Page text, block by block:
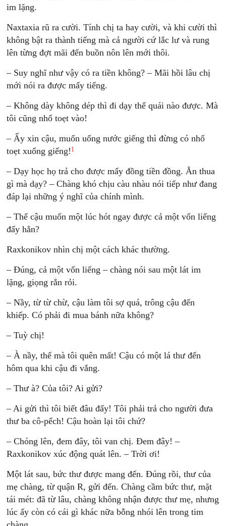
im lặng.
Naxtaxia rũ ra cười. Tính chị ta hay cười, và khi cười thì
không bật ra thành tiếng mà cả người cứ lắc lư và rung
lên từng đợt mãi đến buồn nôn lên mới thôi.
– Suy nghĩ như vậy có ra tiền không? – Mãi hồi lâu chị
mới nói ra được mấy tiếng.
– Không dày không dép thì đi dạy thế quái nào được. Mà
tôi cũng nhổ toẹt vào!
– Ấy xin cậu, muốn uống nước giếng thì đừng có nhổ
toẹt xuống giếng! 1
– Dạy học họ trả cho được mấy đồng tiền đồng. Ăn thua
gì mà dạy? – Chàng khó chịu càu nhàu nói tiếp như đang
đáp lại những ý nghĩ của chính mình.
– Thế cậu muốn một lúc hót ngay được cả một vốn liếng
đấy hẳn?
Raxkonikov nhìn chị một cách khác thường.
– Đúng, cả một vốn liếng – chàng nói sau một lát im
lặng, giọng rắn rỏi.
– Nầy, từ từ chừ, cậu làm tôi sợ quá, trông cậu đến
khiếp. Có phải đi mua bánh nữa không?
– Tuỳ chị!
– À nầy, thế mà tôi quên mất! Cậu có một lá thư đến
hôm qua khi cậu đi vắng.
– Thư à? Của tôi? Ai gửi?
– Ai gửi thì tôi biết đâu đấy! Tôi phải trả cho người đưa
thư ba cô-pếch! Cậu hoàn lại tôi chứ?
– Chóng lên, đem đây, tôi van chị. Đem đây! –
Raxkonikov xúc động quát lên. – Trời ơi!
Một lát sau, bức thư được mang đến. Đúng rồi, thư của
mẹ chàng, từ quận R, gửi đến. Chàng cầm bức thư, mặt
tái mét: đã từ lâu, chàng không nhận được thư mẹ, nhưng
lúc ấy còn có cái gì khác nữa bỗng nhói lên trong tim